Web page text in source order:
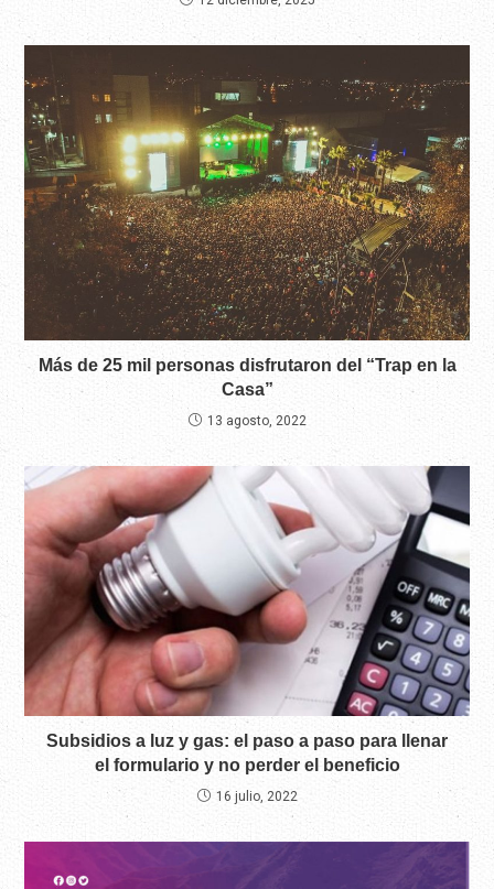
Más de 25 mil personas disfrutaron del “Trap en la
Casa”
13 agosto, 2022
Subsidios a luz y gas: el paso a paso para llenar
el formulario y no perder el beneficio
16 julio, 2022